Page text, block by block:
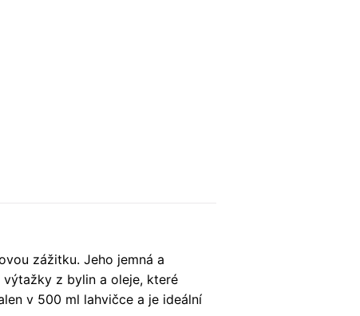
zážitku. Jeho jemná a
výtažky z bylin a oleje, které
v 500 ml lahvičce a je ideální